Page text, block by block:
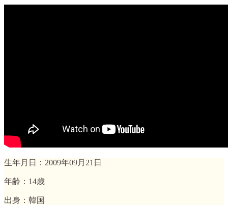
生年月日：2009年09月21日
年齢：14歳
出身：韓国